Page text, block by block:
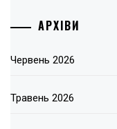
АРХІВИ
Червень 2026
Травень 2026